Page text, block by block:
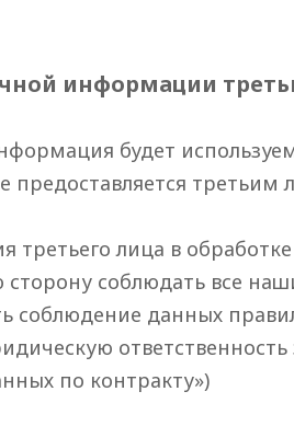
информации
будет
третьим
третьего лица в
сторону соблюдать все
соблюдение данных
по контракту»)